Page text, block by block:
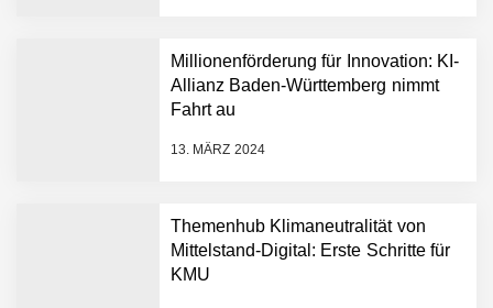
Millionenförderung für Innovation: KI-
Allianz Baden-Württemberg nimmt
Fahrt au
13. MÄRZ 2024
Themenhub Klimaneutralität von
Mittelstand-Digital: Erste Schritte für
KMU
Plattform zu beschleunigen
NEURA Robotics und
Amazon Web Services
starten strategische
AI breit auszurollen
Humanoider Roboter bringt
Hightech ins Stadion
Simulationsdienstleistung in